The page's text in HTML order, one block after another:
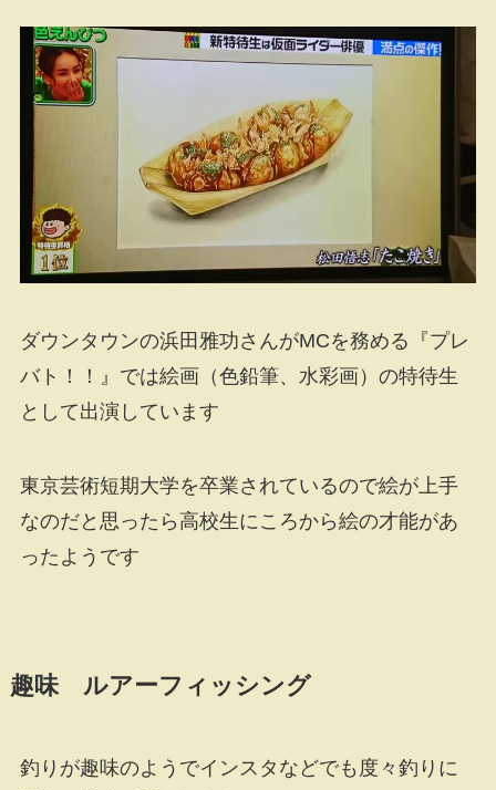
ダウンタウンの浜田雅功さんがMCを務める『プレ
バト！！』では絵画（色鉛筆、水彩画）の特待生
として出演しています
東京芸術短期大学を卒業されているので絵が上手
なのだと思ったら高校生にころから絵の才能があ
ったようです
趣味 ルアーフィッシング
釣りが趣味のようでインスタなどでも度々釣りに